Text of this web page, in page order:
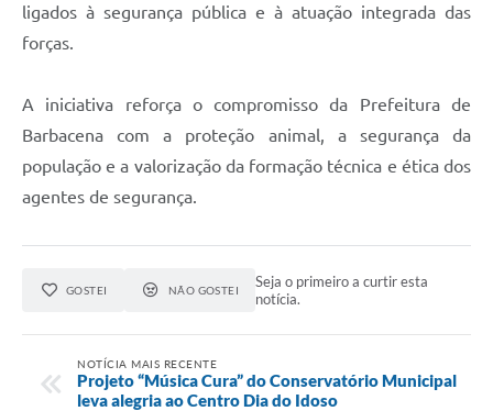
ligados à segurança pública e à atuação integrada das
forças.
A iniciativa reforça o compromisso da Prefeitura de
Barbacena com a proteção animal, a segurança da
população e a valorização da formação técnica e ética dos
agentes de segurança.
GOSTEI NÃO GOSTEI
Seja o primeiro a curtir esta
notícia.
NOTÍCIA MAIS RECENTE
Projeto “Música Cura” do Conservatório Municipal
leva alegria ao Centro Dia do Idoso